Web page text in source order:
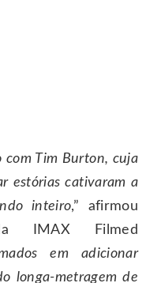
com Tim Burton, cuja
estórias cativaram a
inteiro,” afirmou
IMAX Filmed
em adicionar
longa-metragem de